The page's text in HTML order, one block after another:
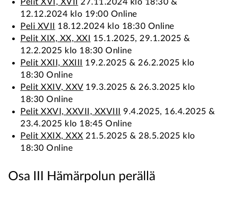
Pelit XVI, XVII
27.11.2024 klo 18:30 &
12.12.2024 klo 19:00 Online
Peli XVII
18.12.2024 klo 18:30 Online
Pelit XIX, XX, XXI
15.1.2025, 29.1.2025 &
12.2.2025 klo 18:30 Online
Pelit XXII, XXIII
19.2.2025 & 26.2.2025 klo
18:30 Online
Pelit XXIV, XXV19.3.2025 & 26.3.2025 klo
18:30 Online
Pelit XXVI, XXVII, XXVIII
9.4.2025, 16.4.2025 &
23.4.2025 klo 18:45 Online
Pelit XXIX, XXX 21.5.2025 & 28.5.2025 klo
18:30 Online
Osa III Hämärpolun perällä